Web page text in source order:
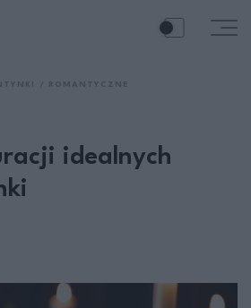
idealnych